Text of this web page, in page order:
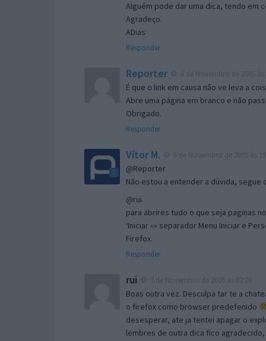
Alguém pode dar uma dica, tendo em
Agradeço.
ADias
Responder
Reporter
É que o link em causa não ve leva a
Abre uma página em branco e não
Obrigado.
Responder
Vítor M.
@Reporter
Não estou a entender a dúvida,
@rui
para abrires tudo o que seja paginas
‘Iniciar »» separador Menu Iniciar e
Firefox.
Responder
rui
Boas outra vez. Desculpa tar te a
o firefox como browser predefenido
desesperar, ate ja tentei apagar o
lembres de outra dica fico